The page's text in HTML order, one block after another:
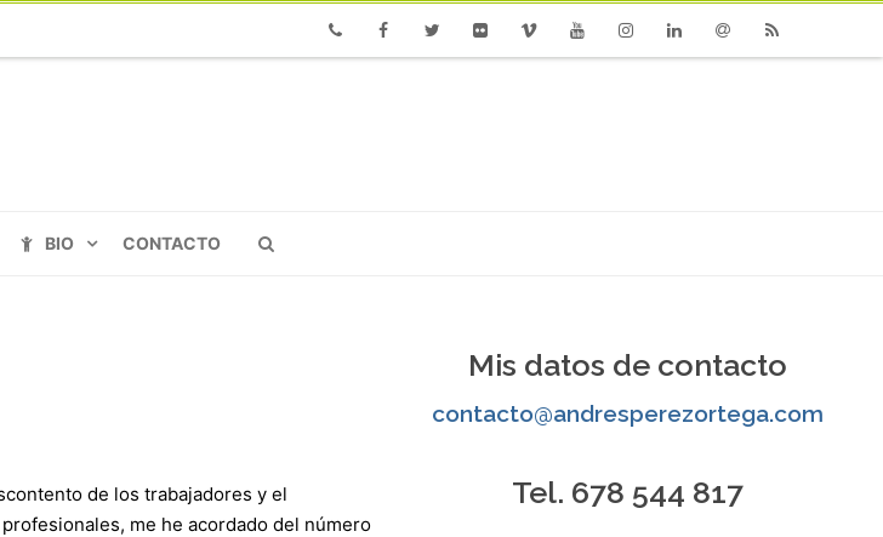
BIO CONTACTO
de los trabajadores y el
me he acordado del número
Mis datos de contacto
contacto@andresperezortega.com
Tel. 678 544 817